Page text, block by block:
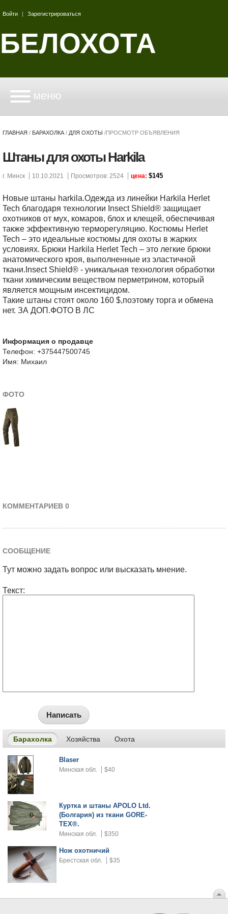
Войти | Зарегистрироваться
БЕЛОХОТА
меню
ГЛАВНАЯ / БАРАХОЛКА / ДЛЯ ОХОТЫ /ПРОСМОТР ОБЪЯВЛЕНИЯ
Штаны для охоты Harkila
г. Минск 10.10.2021 Просмотров: 2524 цена: $145
Новые штаны harkila.Одежда из линейки Harkila Herlet
Tech благодаря технологии Insect Shield® защищает
охотников от мух, комаров, блох и клещей, обеспечивая
также эффективную терморегуляцию. Костюмы Herlet
Tech – это идеальные костюмы для охоты в жарких
условиях. Брюки Harkila Herlet Tech – это легкие брюки
анатомического кроя, выполненные из эластичной
ткани.Insect Shield® - уникальная технология обработки
ткани химическим веществом перметрином, который
является мощным инсектицидом.
Такие штаны стоят около 160 $,поэтому торга и обмена
нет. ЗА ДОП.ФОТО В ЛС
Информация о продавце
Телефон: +375447500745
Имя: Михаил
ФОТО
КОММЕНТАРИЕВ 0
СООБЩЕНИЕ
Тут можно задать вопрос или высказать мнение.
Текст:
Написать
Барахолка Хозяйства Охота
Blaser
Минская обл. $40
Куртка и штаны APOLO Ltd.
(Болгария) из ткани GORE-
TEX®.
Минская обл. $350
Нож охотничий
Брестская обл. $35